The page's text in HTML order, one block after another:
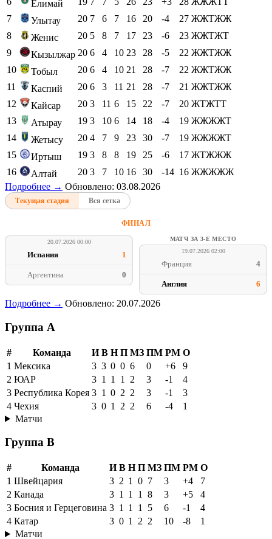
Елимай
7
Улытау 20 7 6 7 16 20 -4 27 ЖЖТЖЖ
8
Женис 20 5 8 7 17 23 -6 23 ЖЖТЖТ
9
Кызылжар 20 6 4 10 23 28 -5 22 ЖЖТЖЖ
10
Тобыл 20 6 4 10 21 28 -7 22 ЖЖТЖЖ
11
Каспий 20 6 3 11 21 28 -7 21 ЖЖТЖЖ
12
Кайсар 20 3 11 6 15 22 -7 20 ЖТЖТТ
13
Атырау 19 3 10 6 14 18 -4 19 ЖЖЖЖТ
14
Жетысу 20 4 7 9 23 30 -7 19 ЖЖЖЖТ
15
Иртыш 19 3 8 8 19 25 -6 17 ЖТЖЖЖ
16
Алтай 20 3 7 10 16 30 -14 16 ЖЖЖЖЖ
Подробнее → Обновлено: 03.08.2026
Текущая стадия Вся сетка
ФИНАЛ
20.07.2026 00:00
Испания 1
Аргентина 0
МАТЧ ЗА 3-Е МЕСТО
19.07.2026 02:00
Франция 4
Англия 6
Подробнее → Обновлено: 20.07.2026
Группа A
# Команда И В Н П МЗ ПМ РМ О
1 Мексика 3 3 0 0 6 0 +6
9
2 ЮАР 3 1 1 1 2 3 -1
4
3 Республика Корея 3 1 0 2 2 3 -1
3
4 Чехия 3 0 1 2 2 6 -4
1
Матчи
Группа B
# Команда И В Н П МЗ ПМ РМ О
1 Швейцария 3 2 1 0 7 3 +4
7
2 Канада 3 1 1 1 8 3 +5
4
3 Босния и Герцеговина 3 1 1 1 5 6 -1
4
4 Катар 3 0 1 2 2 10 -8
1
Матчи